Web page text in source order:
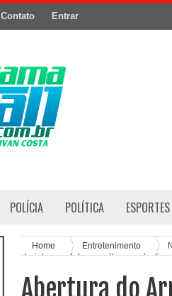
Contato Entrar
POLÍCIA POLÍTICA ESPORTES
Home Entretenimento
turistas e celebra a cultura
Abertura do